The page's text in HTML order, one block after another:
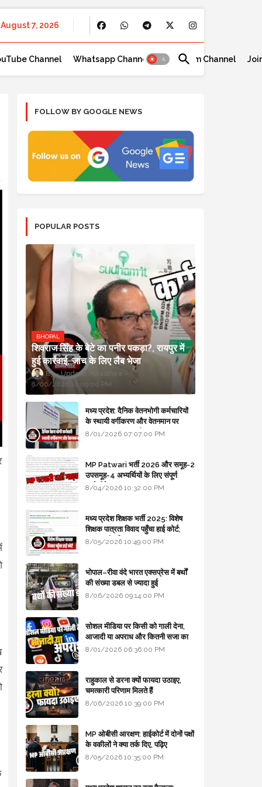
August 7, 2026
Channel Whatsapp Channel Telegram Channel
FOLLOW BY GOOGLE NEWS
POPULAR POSTS
BHOPAL
शिवराज सिंह के बेटे का पनीर पकड़ा?, रायपुर में
हुई कार्रवाई, जांच के लिए लैब भेजा
Updesh Awasthee
8/06/2026 10:09:00 PM
मध्य प्रदेश: दैनिक वेतनभोगी कर्मचारियों
के स्थायी वर्गीकरण और वेतनमान पर
सरकार का बड़ा स्पष्टीकरण
8/01/2026 07:07:00 PM
MP Patwari भर्ती 2026 और समूह-2
उपसमूह-4 अभ्यर्थियों के लिए संपूर्ण
मार्गदर्शिका
8/04/2026 10:32:00 PM
मध्य प्रदेश शिक्षक भर्ती 2025: विशेष
शिक्षक पात्रता विवाद पहुँचा हाई कोर्ट;
सरकार से माँगा जवाब
8/05/2026 10:49:00 PM
भोपाल–रीवा वंदे भारत एक्सप्रेस में बर्थों
की संख्या डबल से ज्यादा हुई
8/06/2026 09:14:00 PM
सोशल मीडिया पर किसी को गाली देना,
आजादी या अपराध और कितनी सजा का
प्रावधान - free legal advice
8/01/2026 06:36:00 PM
राहुकाल से डरना क्यों फायदा उठाइए,
चमत्कारी परिणाम मिलते हैं
8/06/2026 10:39:00 PM
MP ओबीसी आरक्षण: हाईकोर्ट में दोनों पक्षों
के वकीलों ने क्या तर्क दिए, पढ़िए
8/05/2026 10:35:00 PM